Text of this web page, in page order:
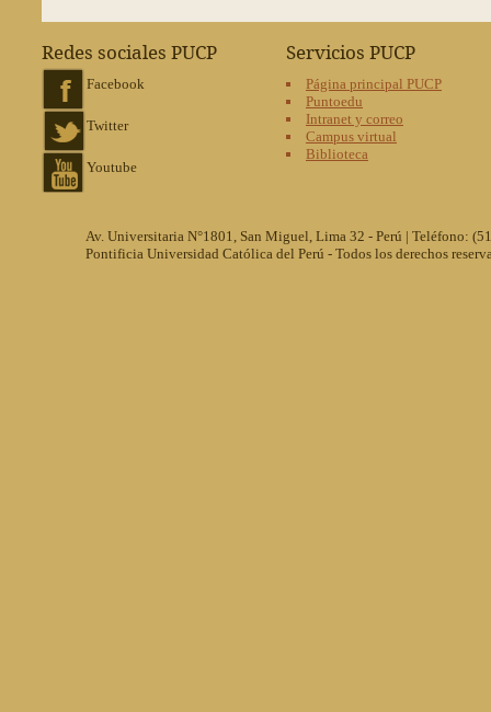
Redes sociales PUCP
Facebook
Twitter
Youtube
Servicios PUCP
Página principal PUCP
Puntoedu
Intranet y correo
Campus virtual
Biblioteca
Av. Universitaria N°1801, San Miguel, Lima 32 - Perú | Teléfono:
Pontificia Universidad Católica del Perú - Todos los derechos